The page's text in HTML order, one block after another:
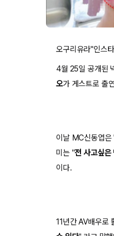
오구리유라"인스
4월 25일 공개된
오가 게스트로 출
이날 MC신동엽은
미는 "전 사고싶은
이다.
11년간 AV배우로